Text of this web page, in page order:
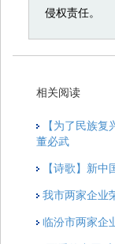
侵权责任。
相关阅读
【为了民族
董必武
【诗歌】新中
我市两家企业
临汾市两家企